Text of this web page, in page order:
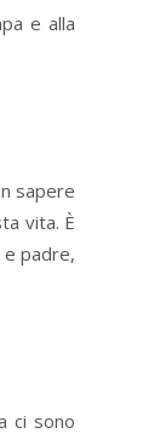
e alla
sapere
vita. È
padre,
ci sono